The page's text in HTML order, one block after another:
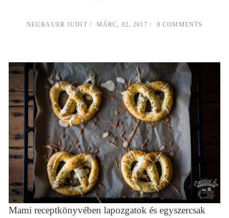
NEUBAUER JUDIT MÁRC, 02, 2017 0 COMMENTS
Mami receptkönyvében lapozgatok és egyszercsak